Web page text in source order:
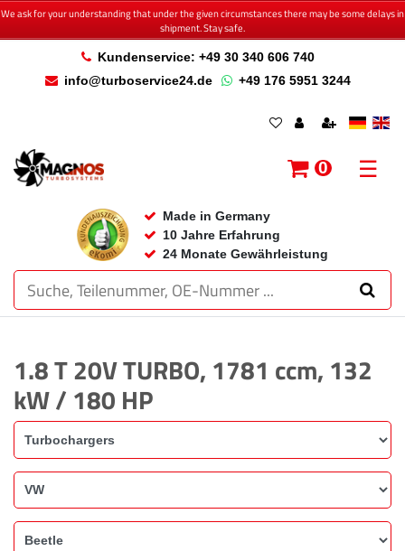
We ask for your understanding that under the given circumstances there may be some delays in
shipment. Stay safe.
Kundenservice: +49 30 340 606 740
info@turboservice24.de
+49 176 5951 3244
Made in Germany
10 Jahre Erfahrung
24 Monate Gewährleistung
0 ☰
1.8 T 20V TURBO, 1781 ccm, 132
kW / 180 HP